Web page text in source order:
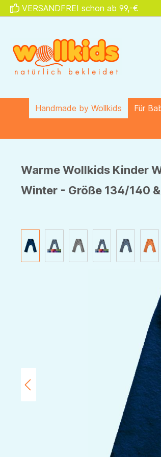
Zur Hauptnavigation springen
VERSANDFREI schon ab 99,-€
Handmade by Wollkids Für
Warme Wollkids Kinder
Winter - Größe 134/140